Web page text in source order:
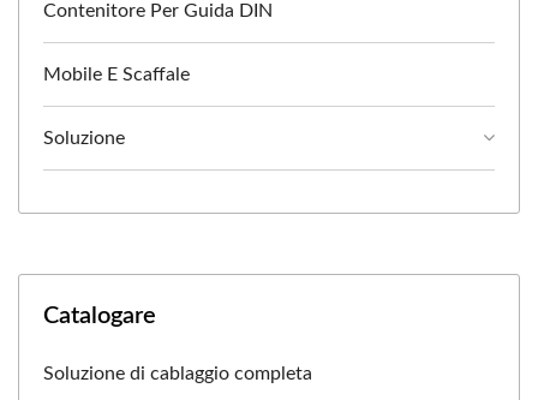
Contenitore Per Guida DIN
Mobile E Scaffale
Soluzione
Catalogare
Soluzione di cablaggio completa